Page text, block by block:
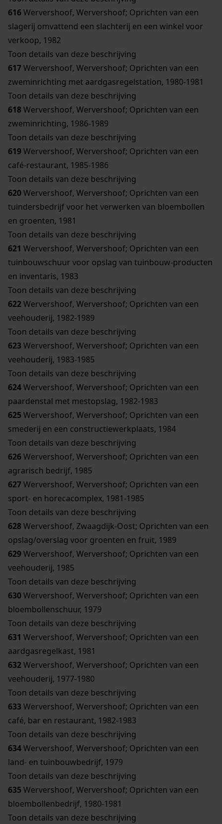
616Wervershoof, Wervershoof; Oprichten van een
slagerij omvattend een slachterij en een winkel voor
verkoop, 1982
Toon details van deze beschrijving
617Wervershoof, Wervershoof; Oprichten van een
zweminrichting met aardgasregelstation, 1980-1981
Toon details van deze beschrijving
618Wervershoof, Wervershoof; Oprichten van een
zweminrichting, 1986-1989
Toon details van deze beschrijving
619Wervershoof, Wervershoof; Oprichten van een
café-restaurant, 1985-1986
Toon details van deze beschrijving
620Wervershoof, Wervershoof; Oprichten van een
tuindersbedrijf voor het verwerken van bloembollen
en groenten, 1981
Toon details van deze beschrijving
621 Wervershoof, Wervershoof; Oprichten van een
tuinbouwschuur voor opslag van tuinbouw-producten
en inventaris, 1983
Toon details van deze beschrijving
622Wervershoof, Wervershoof; Oprichten van een
veehouderij, 1982-1989
Toon details van deze beschrijving
623Wervershoof, Wervershoof; Oprichten van een
veehouderij, 1983-1985
Toon details van deze beschrijving
624Wervershoof, Wervershoof; Oprichten van een
paardenstal met mestopslag, 1982-1983
625Wervershoof, Wervershoof; Oprichten van een
smederij en een constructiewerkplaats, 1984
Toon details van deze beschrijving
626Wervershoof, Wervershoof; Oprichten van een
agrarisch bedrijf, 1985
627Wervershoof, Wervershoof; Oprichten van een
sport- en horecacomplex, 1981-1985
Toon details van deze beschrijving
628Wervershoof, Zwaagdijk-Oost; Oprichten van een
opslag/overslag voor groenten en fruit, 1989
629Wervershoof, Wervershoof; Oprichten van een
veehouderij, 1985
Toon details van deze beschrijving
630Wervershoof, Wervershoof; Oprichten van een
bloembollenschuur, 1979
Toon details van deze beschrijving
631 Wervershoof, Wervershoof; Oprichten van een
aardgasregelkast, 1981
632Wervershoof, Wervershoof; Oprichten van een
veehouderij, 1977-1980
Toon details van deze beschrijving
633Wervershoof, Wervershoof; Oprichten van een
café, bar en restaurant, 1982-1983
Toon details van deze beschrijving
634Wervershoof, Wervershoof; Oprichten van een
land- en tuinbouwbedrijf, 1979
Toon details van deze beschrijving
635Wervershoof, Wervershoof; Oprichten van een
bloembollenbedrijf, 1980-1981
Toon details van deze beschrijving